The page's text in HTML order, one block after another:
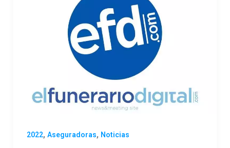
2022, Aseguradoras, Noticias